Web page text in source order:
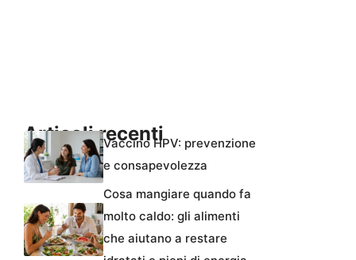
Articoli recentiVaccino HPV: prevenzione
e consapevolezza
Cosa mangiare quando fa
molto caldo: gli alimenti
che aiutano a restare